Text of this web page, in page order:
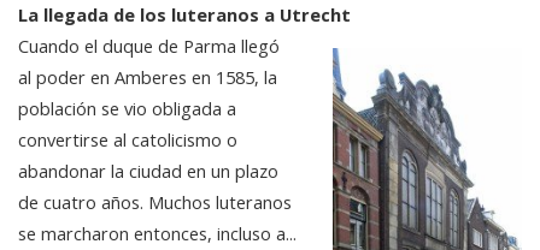
La llegada de los luteranos a Utrecht
Cuando el duque de Parma llegó
al poder en Amberes en 1585, la
población se vio obligada a
convertirse al catolicismo o
abandonar la ciudad en un plazo
de cuatro años. Muchos luteranos
se marcharon entonces, incluso a...